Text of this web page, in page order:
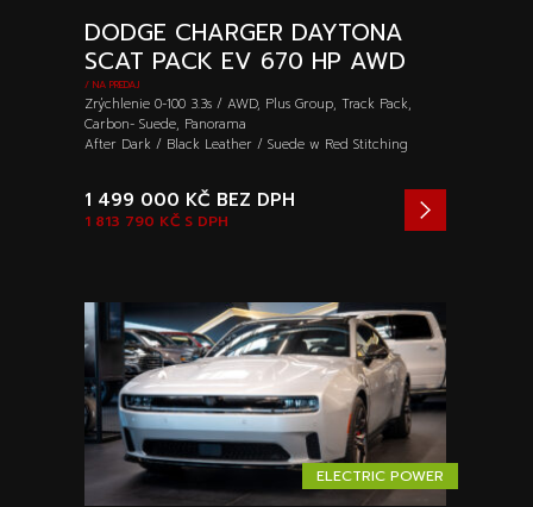
DODGE CHARGER DAYTONA
SCAT PACK EV 670 HP AWD
/ NA PREDAJ
Zrýchlenie 0-100 3.3s / AWD, Plus Group, Track Pack,
Carbon- Suede, Panorama
After Dark / Black Leather / Suede w Red Stitching
1 813 790 KČ S DPH
1 499 000 KČ BEZ DPH
ELECTRIC POWER